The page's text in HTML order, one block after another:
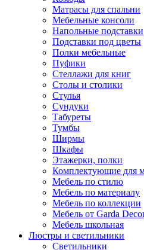
Матрасы для спальни
Мебельные консоли
Напольные подставки
Подставки под цветы
Полки мебельные
Пуфики
Стеллажи для книг
Столы и столики
Стулья
Сундуки
Табуреты
Тумбы
Ширмы
Шкафы
Этажерки, полки
Комплектующие для
Мебель по стилю
Мебель по материалу
Мебель по коллекции
Мебель от Garda
Мебель школьная
Люстры и светильники
Светильники